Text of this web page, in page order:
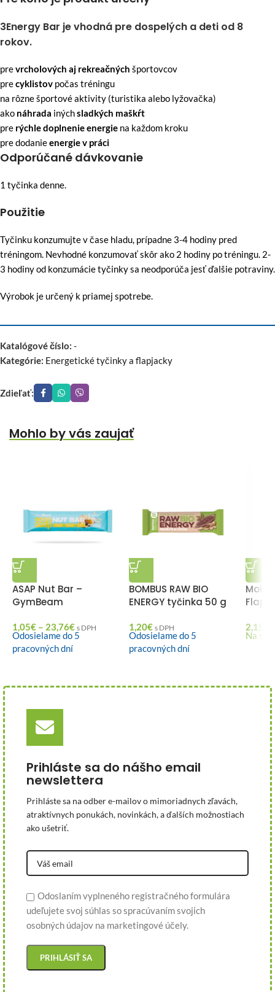
3Energy Bar je vhodná pre dospelých a deti od 8
rokov.
prevrcholových aj rekreačných športovcov
precyklistov počas tréningu
na rôzne športové aktivity (turistika alebo lyžovačka)
ako náhrada inýchsladkých maškŕt
pre rýchle doplnenie energie na každom kroku
pre dodanieenergie v práci
Odporúčané dávkovanie
1 tyčinka denne.
Použitie
Tyčinku konzumujte v čase hladu, prípadne 3-4 hodiny pred
tréningom. Nevhodné konzumovať skôr ako 2 hodiny po tréningu. 2-
3 hodiny od konzumácie tyčinky sa neodporúča jesť ďalšie potraviny.
Výrobok je určený k priamej spotrebe.
Katalógové číslo: -
Kategórie: Energetické tyčinky a flapjacky
Zdieľať:
Mohlo by vás zaujať
ASAP Nut Bar –
GymBeam
1,05€ – 23,76€ s DPH
Odosielame do 5
pracovných dní
BOMBUS RAW BIO
ENERGY tyčinka 50 g
1,20€ s DPH
Odosielame do 5
pracovných dní
2,15
Na
Prihláste sa do nášho email
newslettera
Prihláste sa na odber e-mailov o mimoriadnych zľavách,
atraktívnych ponukách, novinkách, a ďalších možnostiach
ako ušetriť.
Odoslaním vyplneného registračného formulára
udeľujete svoj súhlas so spracúvaním svojich
osobných údajov na marketingové účely.